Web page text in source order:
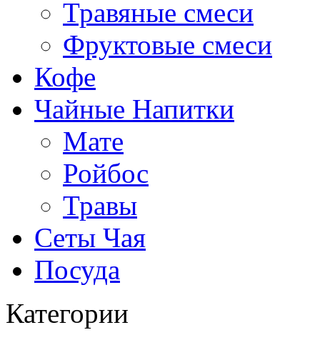
Травяные смеси
Фруктовые смеси
Кофе
Чайные Напитки
Мате
Ройбос
Травы
Сеты Чая
Посуда
Категории